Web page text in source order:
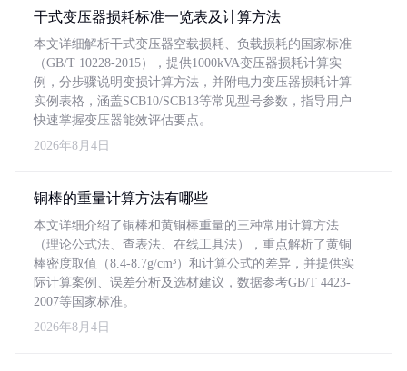
干式变压器损耗标准一览表及计算方法
本文详细解析干式变压器空载损耗、负载损耗的国家标准
（GB/T 10228-2015），提供1000kVA变压器损耗计算实
例，分步骤说明变损计算方法，并附电力变压器损耗计算
实例表格，涵盖SCB10/SCB13等常见型号参数，指导用户
快速掌握变压器能效评估要点。
2026年8月4日
铜棒的重量计算方法有哪些
本文详细介绍了铜棒和黄铜棒重量的三种常用计算方法
（理论公式法、查表法、在线工具法），重点解析了黄铜
棒密度取值（8.4-8.7g/cm³）和计算公式的差异，并提供实
际计算案例、误差分析及选材建议，数据参考GB/T 4423-
2007等国家标准。
2026年8月4日